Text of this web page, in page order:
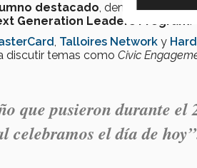
destacado, dentro de sus
Generation Leaders Program.
, Talloires Network y
discutir temas como Civic
que pusieron durante
celebramos el día de